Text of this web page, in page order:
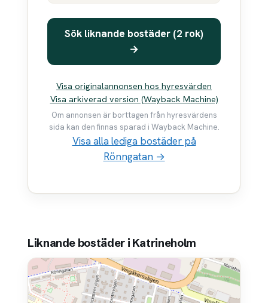
Sök liknande bostäder (2 rok)
→
Visa originalannonsen hos hyresvärden
Visa arkiverad version (Wayback Machine)
Om annonsen är borttagen från hyresvärdens
sida kan den finnas sparad i Wayback Machine.
Visa alla lediga bostäder på
Rönngatan →
Liknande bostäder i Katrineholm